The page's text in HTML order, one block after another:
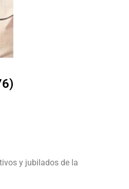
y jubilados de la